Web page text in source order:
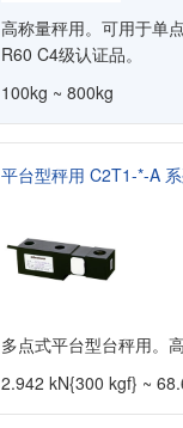
高称量秤用。可用于单
R60 C4级认证品。
100kg ~ 800kg
平台型秤用 C2T1-*-A
多点式平台型台秤用。
2.942 kN{300 kgf} ~